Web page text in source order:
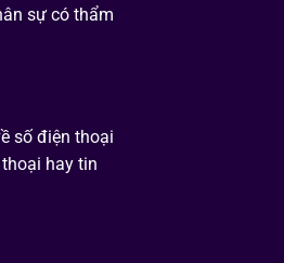
sự có thẩm
số điện thoại
hay tin